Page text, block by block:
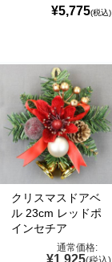
¥5,775(税込)
クリスマスドアベ
ル 23cm レッドポ
インセチア
通常価格:
¥1,925(税込)
**夏期休業日のお
夏期休業日とさせ
す。ご了承のほど
■Amaricoドッグフ
ンフリー成犬～シ
Amaricoドッグフード
ステイロイヤル
たしました。
輸送遅延のため入
せんでした。